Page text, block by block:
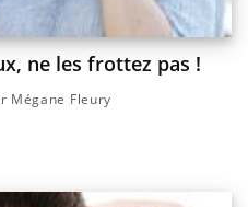
ne les frottez pas !
Mégane Fleury